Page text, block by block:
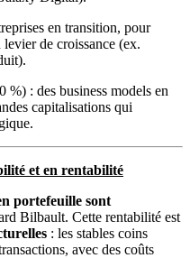
en transition, pour
de croissance (ex.
%) : des business models en
capitalisations qui
et en rentabilité
portefeuille sont
Bilbault. Cette rentabilité est
: les stables coins
avec des coûts